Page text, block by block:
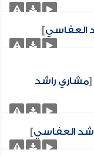
العفاسي]
[مشاري راشد
العفاسي]